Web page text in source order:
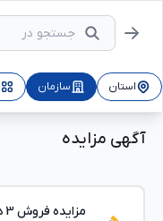
استان سازمان
آگهی مزایده
مزایده فروش 3 دستگاه چیلر سرمایشی در فسا